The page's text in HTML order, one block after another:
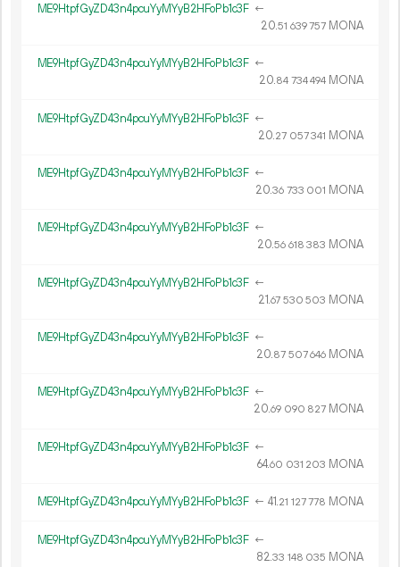
ME9HtpfGyZD43n4pcuYyMYyB2HFoPb1c3F ←
20.51 639757 MONA
ME9HtpfGyZD43n4pcuYyMYyB2HFoPb1c3F ←
20.84 734494 MONA
ME9HtpfGyZD43n4pcuYyMYyB2HFoPb1c3F ←
20.27 057341 MONA
ME9HtpfGyZD43n4pcuYyMYyB2HFoPb1c3F ←
20.36 733 001 MONA
ME9HtpfGyZD43n4pcuYyMYyB2HFoPb1c3F ←
20.56 618 383 MONA
ME9HtpfGyZD43n4pcuYyMYyB2HFoPb1c3F ←
21.67 530 503 MONA
ME9HtpfGyZD43n4pcuYyMYyB2HFoPb1c3F ←
20.87 507646 MONA
ME9HtpfGyZD43n4pcuYyMYyB2HFoPb1c3F ←
20.69 090 827 MONA
ME9HtpfGyZD43n4pcuYyMYyB2HFoPb1c3F ←
64.60 031 203 MONA
ME9HtpfGyZD43n4pcuYyMYyB2HFoPb1c3F ← 41.21 127778 MONA
ME9HtpfGyZD43n4pcuYyMYyB2HFoPb1c3F ←
82.33 148 035 MONA